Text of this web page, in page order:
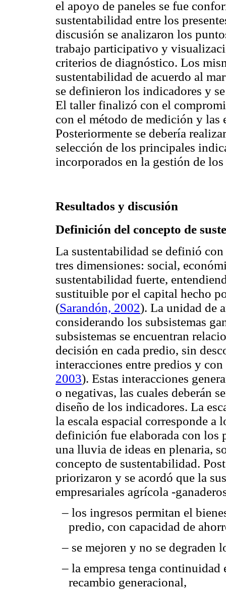
el apoyo de paneles se fue
sustentabilidad entre los
discusión se analizaron los
trabajo participativo y
criterios de diagnóstico. Los
sustentabilidad de acuerdo al
se definieron los indicadores y
El taller finalizó con el
con el método de medición y las
Posteriormente se debería
selección de los principales
incorporados en la gestión de
Resultados y discusión
Definición del concepto de
La sustentabilidad se definió
tres dimensiones: social,
sustentabilidad fuerte,
sustituible por el capital hecho
(Sarandón, 2002). La unidad de
considerando los subsistemas
subsistemas se encuentran
decisión en cada predio, sin
interacciones entre predios y
2003). Estas interacciones
o negativas, las cuales deberán
diseño de los indicadores. La
la escala espacial corresponde
definición fue elaborada con los
una lluvia de ideas en plenaria,
concepto de sustentabilidad.
priorizaron y se acordó que la
empresariales agrícola -
– los ingresos permitan el
predio, con capacidad de
– se mejoren y no se degraden
– la empresa tenga
recambio generacional,